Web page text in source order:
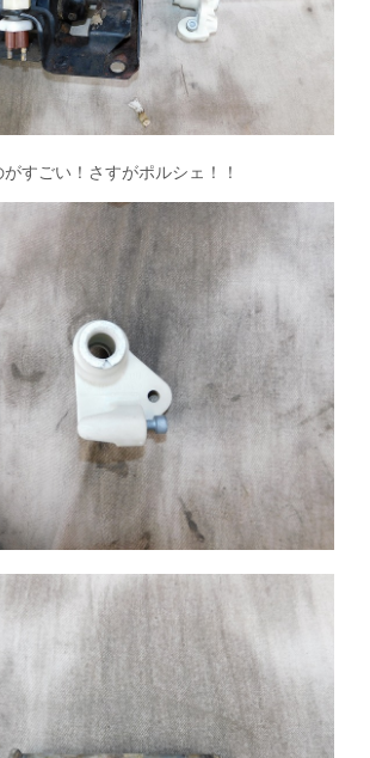
すごい！さすがポルシェ！！